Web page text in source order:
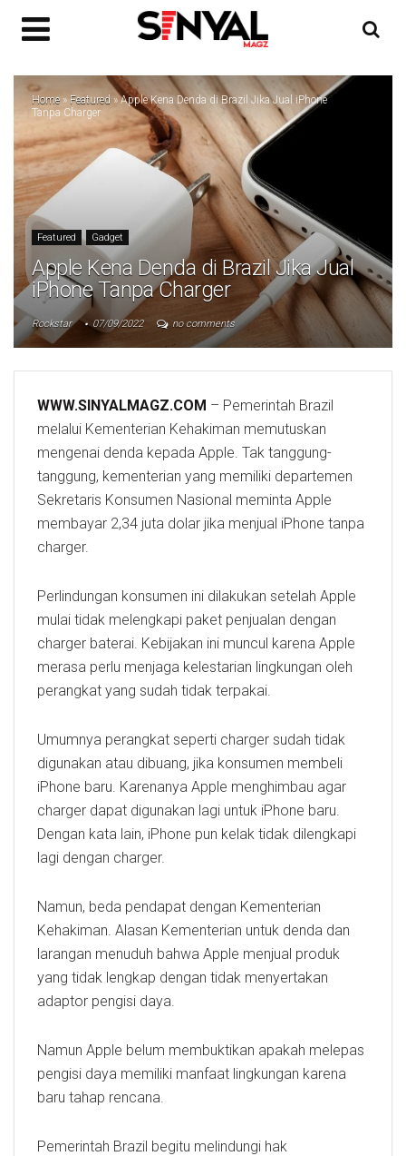
Home » Featured »Apple Kena Denda di Brazil Jika Jual iPhone
Tanpa Charger
Featured Gadget
Apple Kena Denda di Brazil Jika Jual
iPhone Tanpa Charger
Rockstar 07/09/2022 no comments
WWW.SINYALMAGZ.COM – Pemerintah Brazil
melalui Kementerian Kehakiman memutuskan
mengenai denda kepada Apple. Tak tanggung-
tanggung, kementerian yang memiliki departemen
Sekretaris Konsumen Nasional meminta Apple
membayar 2,34 juta dolar jika menjual iPhone tanpa
charger.
Perlindungan konsumen ini dilakukan setelah Apple
mulai tidak melengkapi paket penjualan dengan
charger baterai. Kebijakan ini muncul karena Apple
merasa perlu menjaga kelestarian lingkungan oleh
perangkat yang sudah tidak terpakai.
Umumnya perangkat seperti charger sudah tidak
digunakan atau dibuang, jika konsumen membeli
iPhone baru. Karenanya Apple menghimbau agar
charger dapat digunakan lagi untuk iPhone baru.
Dengan kata lain, iPhone pun kelak tidak dilengkapi
lagi dengan charger.
Namun, beda pendapat dengan Kementerian
Kehakiman. Alasan Kementerian untuk denda dan
larangan menuduh bahwa Apple menjual produk
yang tidak lengkap dengan tidak menyertakan
adaptor pengisi daya.
Namun Apple belum membuktikan apakah melepas
pengisi daya memiliki manfaat lingkungan karena
baru tahap rencana.
Pemerintah Brazil begitu melindungi hak